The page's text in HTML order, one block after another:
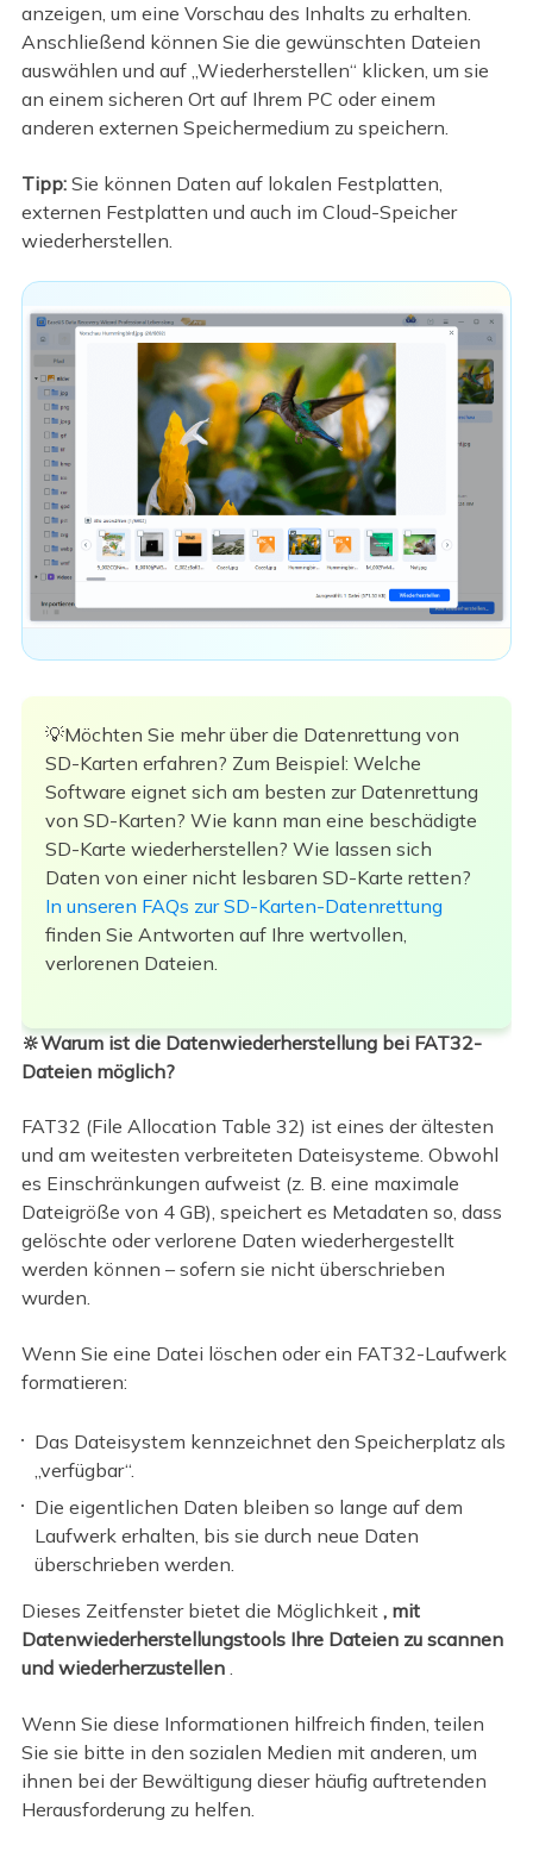
anzeigen, um eine Vorschau des Inhalts zu erhalten.
Anschließend können Sie die gewünschten Dateien
auswählen und auf „Wiederherstellen“ klicken, um sie
an einem sicheren Ort auf Ihrem PC oder einem
anderen externen Speichermedium zu speichern.
Tipp:Sie können Daten auf lokalen Festplatten,
externen Festplatten und auch im Cloud-Speicher
wiederherstellen.
💡Möchten Sie mehr über die Datenrettung von
SD-Karten erfahren? Zum Beispiel: Welche
Software eignet sich am besten zur Datenrettung
von SD-Karten? Wie kann man eine beschädigte
SD-Karte wiederherstellen? Wie lassen sich
Daten von einer nicht lesbaren SD-Karte retten?
In unseren FAQs zur SD-Karten-Datenrettung
finden Sie Antworten auf Ihre wertvollen,
verlorenen Dateien.
🔆Warum ist die Datenwiederherstellung bei FAT32-
Dateien möglich?
FAT32 (File Allocation Table 32) ist eines der ältesten
und am weitesten verbreiteten Dateisysteme. Obwohl
es Einschränkungen aufweist (z. B. eine maximale
Dateigröße von 4 GB), speichert es Metadaten so, dass
gelöschte oder verlorene Daten wiederhergestellt
werden können – sofern sie nicht überschrieben
wurden.
Wenn Sie eine Datei löschen oder ein FAT32-Laufwerk
formatieren:
Das Dateisystem kennzeichnet den Speicherplatz als
„verfügbar“.
Die eigentlichen Daten bleiben so lange auf dem
Laufwerk erhalten, bis sie durch neue Daten
überschrieben werden.
Dieses Zeitfenster bietet die Möglichkeit , mit
Datenwiederherstellungstools Ihre Dateien zu scannen
und wiederherzustellen.
Wenn Sie diese Informationen hilfreich finden, teilen
Sie sie bitte in den sozialen Medien mit anderen, um
ihnen bei der Bewältigung dieser häufig auftretenden
Herausforderung zu helfen.